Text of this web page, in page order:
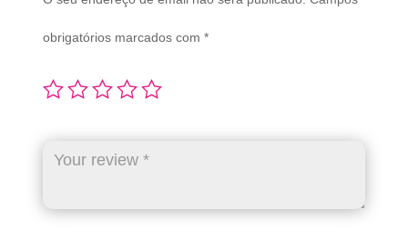
obrigatórios marcados com *